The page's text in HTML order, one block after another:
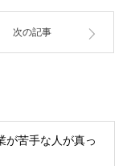
次の記事
が苦手な人が真っ